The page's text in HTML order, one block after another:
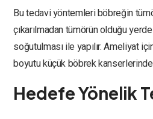
Bu tedavi yöntemleri böbreğin
çıkarılmadan tümörün olduğu yerde
soğutulması ile yapılır. Ameliyat
boyutu küçük böbrek
Hedefe Yönelik